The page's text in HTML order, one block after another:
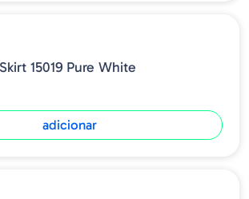
15019 Pure White
adicionar